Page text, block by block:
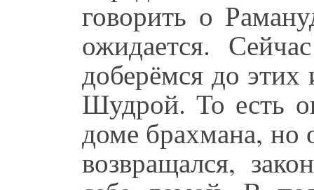
говорить о
ожидается.
доберёмся до
Шудрой. То есть
доме брахмана,
возвращался,